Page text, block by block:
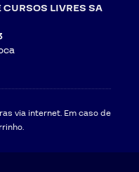
LIVRES SA
via internet. Em caso de